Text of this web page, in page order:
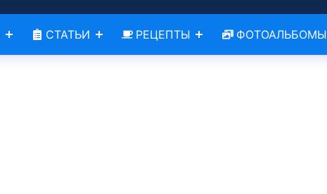
СТАТЬИ РЕЦЕПТЫ ФОТОАЛЬБОМЫ